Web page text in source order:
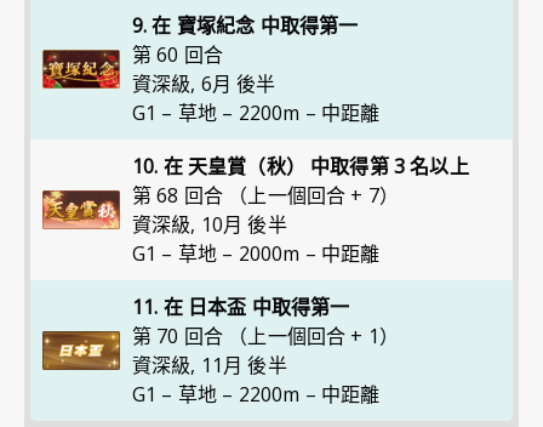
9. 在 寶塚紀念 中取得第一
第 60 回合
資深級, 6月 後半
G1 – 草地 – 2200m – 中距離
10. 在 天皇賞（秋） 中取得第 3 名以上
第 68 回合 （上一個回合 + 7）
資深級, 10月 後半
G1 – 草地 – 2000m – 中距離
11. 在 日本盃 中取得第一
第 70 回合 （上一個回合 + 1）
資深級, 11月 後半
G1 – 草地 – 2200m – 中距離